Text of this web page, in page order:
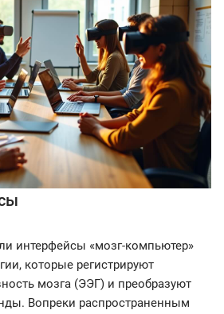
интерфейсы «мозг-компьютер»
которые регистрируют
мозга (ЭЭГ) и преобразуют
Вопреки распространенным